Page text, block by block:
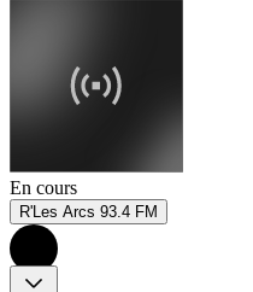
En cours
R'Les Arcs 93.4 FM